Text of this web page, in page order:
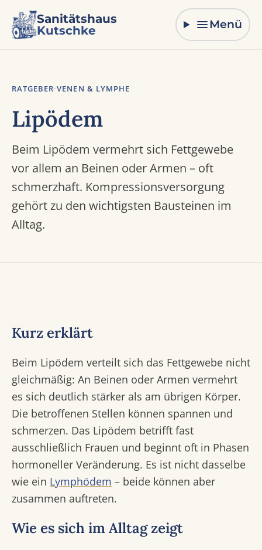
Zum Inhalt springen
Sanitätshaus
Kutschke
Menü
RATGEBER·VENEN & LYMPHE
Lipödem
Beim Lipödem vermehrt sich Fettgewebe
vor allem an Beinen oder Armen – oft
schmerzhaft. Kompressionsversorgung
gehört zu den wichtigsten Bausteinen im
Alltag.
Kurz erklärt
Beim Lipödem verteilt sich das Fettgewebe nicht
gleichmäßig: An Beinen oder Armen vermehrt
es sich deutlich stärker als am übrigen Körper.
Die betroffenen Stellen können spannen und
schmerzen. Das Lipödem betrifft fast
ausschließlich Frauen und beginnt oft in Phasen
hormoneller Veränderung. Es ist nicht dasselbe
wie ein Lymphödem – beide können aber
zusammen auftreten.
Wie es sich im Alltag zeigt